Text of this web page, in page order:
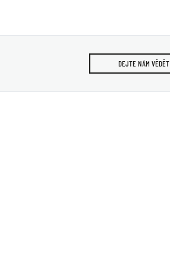
DEJTE NÁM VĚDĚT